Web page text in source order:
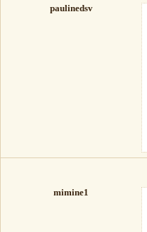
paulinedsv
mimine1